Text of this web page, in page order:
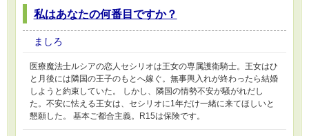
私はあなたの何番目ですか？
ましろ
医療魔法士ルシアの恋人セシリオは王女の専属護衛騎士。王女はひ
と月後には隣国の王子のもとへ嫁ぐ。無事輿入れが終わったら結婚
しようと約束していた。 しかし、隣国の情勢不安が騒がれだし
た。不安に怯える王女は、セシリオに1年だけ一緒に来てほしいと
懇願した。 基本ご都合主義。R15は保険です。